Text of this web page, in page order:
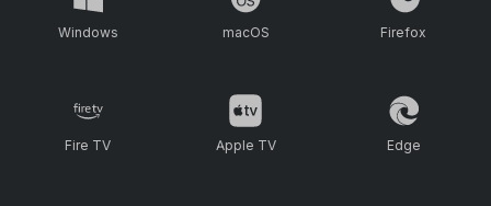
Windows macOS Firefox
Fire TV Apple TV Edge